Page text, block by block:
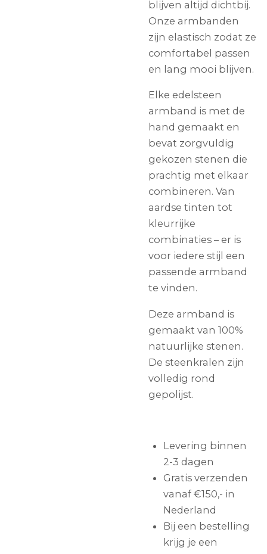
blijven altijd dichtbij.
Onze armbanden
zijn elastisch zodat ze
comfortabel passen
en lang mooi blijven.
Elke edelsteen
armband is met de
hand gemaakt en
bevat zorgvuldig
gekozen stenen die
prachtig met elkaar
combineren. Van
aardse tinten tot
kleurrijke
combinaties – er is
voor iedere stijl een
passende armband
te vinden.
Deze armband is
gemaakt van 100%
natuurlijke stenen.
De steenkralen zijn
volledig rond
gepolijst.
Levering binnen
2-3 dagen
Gratis verzenden
vanaf €150,- in
Nederland
Bij een bestelling
krijg je een